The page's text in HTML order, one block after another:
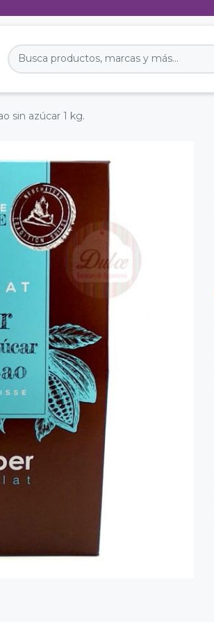
sin azúcar 1 kg.